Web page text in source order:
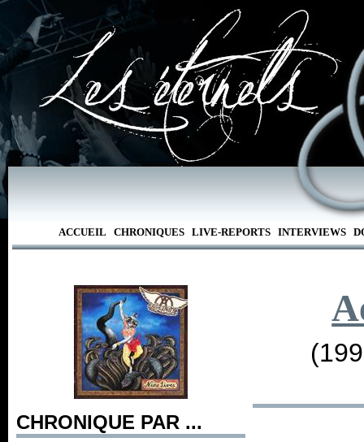
ACCUEIL CHRONIQUES LIVE-REPORTS INTERVIEWS
CHRONIQUE PAR ...